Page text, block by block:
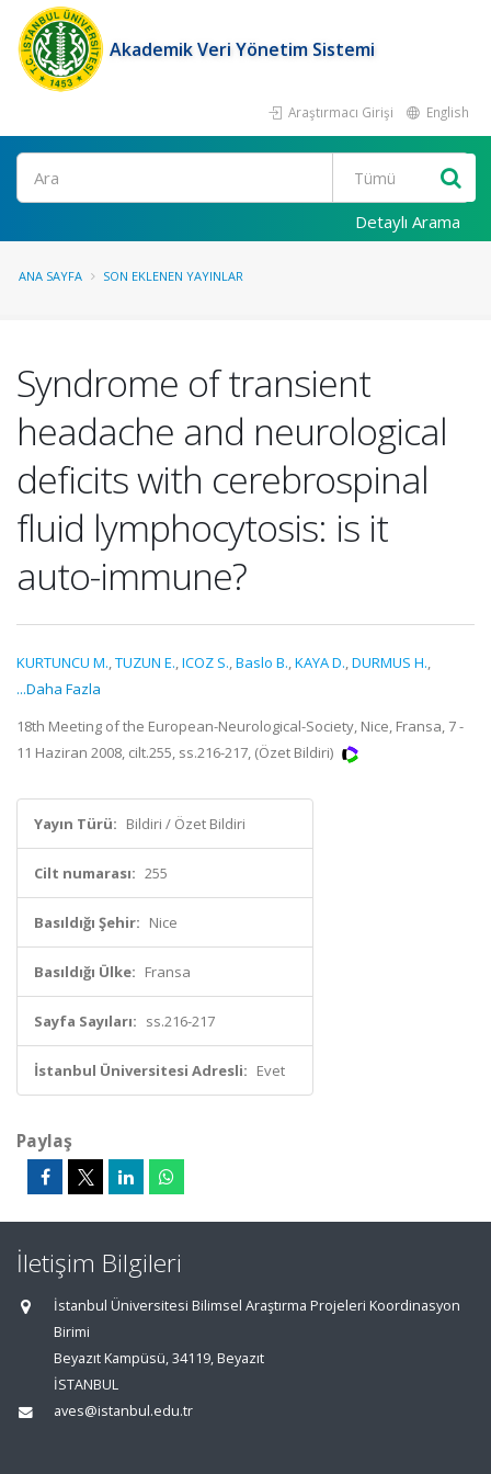
Akademik Veri Yönetim Sistemi
Araştırmacı Girişi English
Ara
Detaylı Arama
ANA SAYFA SON EKLENEN YAYINLAR
Syndrome of transient
headache and neurological
deficits with cerebrospinal
fluid lymphocytosis: is it
auto-immune?
KURTUNCU M.,TUZUN E.,ICOZ S.,Baslo B.,KAYA D.,DURMUS H.,
...Daha Fazla
18th Meeting of the European-Neurological-Society, Nice, Fransa, 7 -
11 Haziran 2008, cilt.255, ss.216-217, (Özet Bildiri)
Yayın Türü: Bildiri / Özet Bildiri
Cilt numarası: 255
Basıldığı Şehir: Nice
Basıldığı Ülke: Fransa
Sayfa Sayıları: ss.216-217
İstanbul Üniversitesi Adresli: Evet
Paylaş
İletişim Bilgileri
İstanbul Üniversitesi Bilimsel Araştırma Projeleri Koordinasyon
Birimi
Beyazıt Kampüsü, 34119, Beyazıt
İSTANBUL
aves@istanbul.edu.tr